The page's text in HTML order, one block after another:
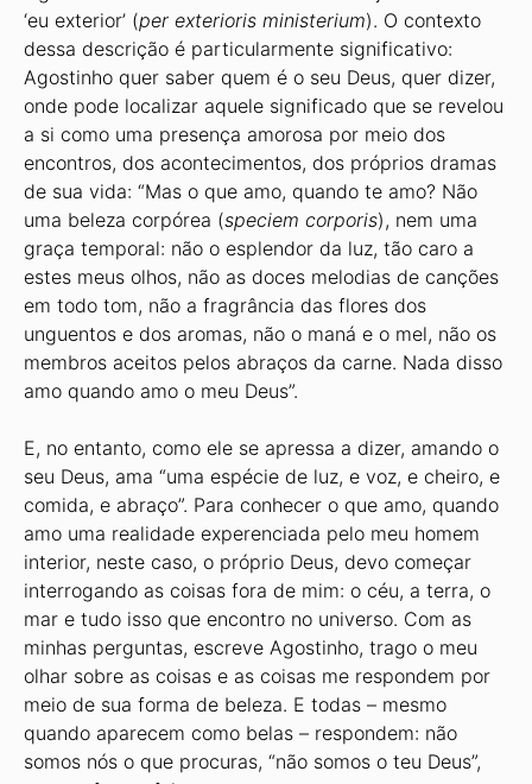
‘eu exterior’ (per exterioris ministerium). O contexto
dessa descrição é particularmente significativo:
Agostinho quer saber quem é o seu Deus, quer dizer,
onde pode localizar aquele significado que se revelou
a si como uma presença amorosa por meio dos
encontros, dos acontecimentos, dos próprios dramas
de sua vida: “Mas o que amo, quando te amo? Não
uma beleza corpórea (speciem corporis), nem uma
graça temporal: não o esplendor da luz, tão caro a
estes meus olhos, não as doces melodias de canções
em todo tom, não a fragrância das flores dos
unguentos e dos aromas, não o maná e o mel, não os
membros aceitos pelos abraços da carne. Nada disso
amo quando amo o meu Deus”.
E, no entanto, como ele se apressa a dizer, amando o
seu Deus, ama “uma espécie de luz, e voz, e cheiro, e
comida, e abraço”. Para conhecer o que amo, quando
amo uma realidade experenciada pelo meu homem
interior, neste caso, o próprio Deus, devo começar
interrogando as coisas fora de mim: o céu, a terra, o
mar e tudo isso que encontro no universo. Com as
minhas perguntas, escreve Agostinho, trago o meu
olhar sobre as coisas e as coisas me respondem por
meio de sua forma de beleza. E todas – mesmo
quando aparecem como belas – respondem: não
somos nós o que procuras, “não somos o teu Deus”,